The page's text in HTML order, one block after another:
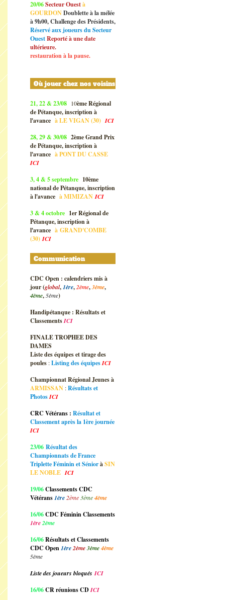
20/06Secteur Ouestà
GOURDONDoublette à la mélée
à 9h00, Challenge des Présidents,
Réservé aux joueurs du Secteur
OuestReporté à une date
ultérieure.
restauration à la pause.
Où jouer chez nos voisins
21, 22 & 23/08 10ème Régional
de Pétanque, inscription à
l'avance àLE VIGAN (30) ICI
28, 29 & 30/08 2ème Grand Prix
de Pétanque, inscription à
l'avance àPONT DU CASSE
ICI
3, 4 & 5 septembre 10ème
national de Pétanque, inscription
à l'avance àMIMIZAN ICI
3 & 4 octobre 1er Régional de
Pétanque, inscription à
l'avance à GRAND'COMBE
(30) ICI
Communication
CDC Open : calendriers mis à
jour (global,1ère,2ème,3ème,
4ème,5ème)
Handipétanque : Résultats et
ClassementsICI
FINALE TROPHEE DES
DAMES
Liste des équipes et tirage des
poules :Listing des équipesICI
Championnat Régional Jeunes à
ARMISSAN :Résultats et
PhotosICI
CRC Vétérans : Résultat et
Classement après la 1ère journée
ICI
23/06 Résultat des
Championnats de France
Triplette Féminin et SénioràSIN
LE NOBLEICI
19/06Classements CDC
Vétérans1ère 2ème 3ème4ème
16/06CDC Féminin Classements
1ère2ème
16/06Résultats et Classements
CDC Open1ère2ème3ème4ème
5ème
Liste des joueurs bloqués ICI
16/06CR réunions CDICI